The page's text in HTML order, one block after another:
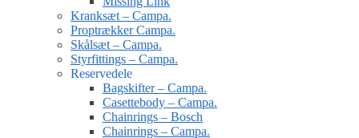
Kranksæt – Campa.
Proptrækker Campa.
Skålsæt – Campa.
Styrfittings – Campa.
Reservedele
Bagskifter – Campa.
Casettebody – Campa.
Chainrings – Bosch
Chainrings – Campa.